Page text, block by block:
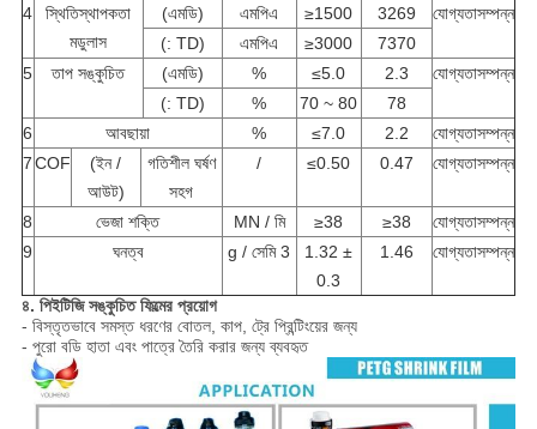
4
স্থিতিস্থাপকতা
মডুলাস
(এমডি) এমপিএ ≥1500 3269
যোগ্যতাসম্পন্ন
(: TD)
এমপিএ ≥3000
7370
5
তাপ সঙ্কুচিত (এমডি) % ≤5.0 2.3
যোগ্যতাসম্পন্ন
(: TD)
% 70 ~ 80
78
6
আবছায়া % ≤7.0 2.2
যোগ্যতাসম্পন্ন
7COF
(ইন /
আউট)
গতিশীল ঘর্ষণ
সহগ
/ ≤0.50 0.47 যোগ্যতাসম্পন্ন
8 ভেজা শক্তি MN / মি ≥38 ≥38
যোগ্যতাসম্পন্ন
9
ঘনত্ব g / সেমি 3
1.32 ±
0.3
1.46 যোগ্যতাসম্পন্ন
৪. পিইটিজি সঙ্কুচিত ফিল্মের প্রয়োগ
- বিস্তৃতভাবে সমস্ত ধরণের বোতল, কাপ, ট্রে প্রিন্টিংয়ের জন্য
- পুরো বডি হাতা এবং পাত্রে তৈরি করার জন্য ব্যবহৃত